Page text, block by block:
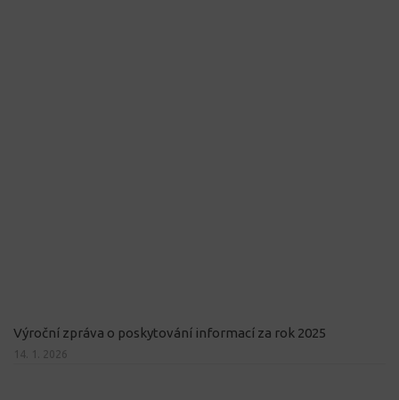
Výroční zpráva o poskytování informací za rok 2025
14. 1. 2026